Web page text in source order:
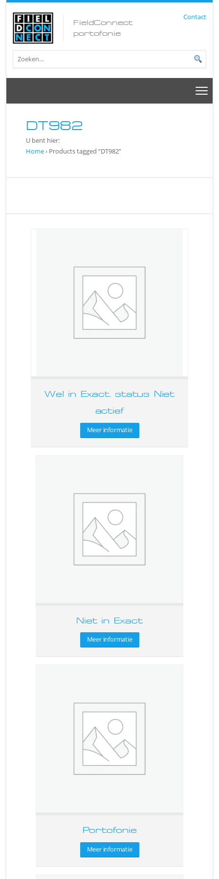
FieldConnect
portofonie
Contact
DT982
U bent hier:
Home› Products tagged “DT982”
Wel in Exact, status Niet
actief
Meer informatie
Niet in Exact
Meer informatie
Portofonie
Meer informatie